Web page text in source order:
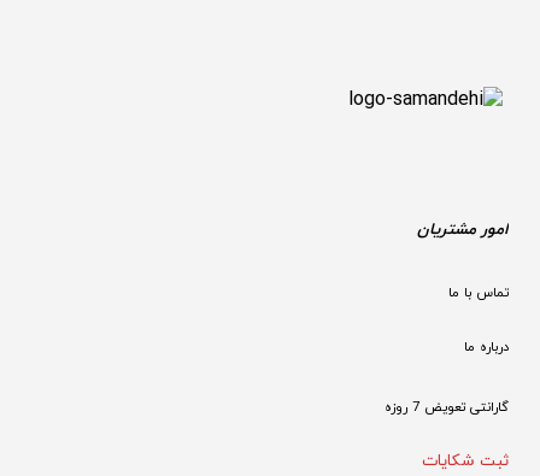
امور مشتریان
تماس با ما
درباره ما
گارانتی تعویض 7 روزه
ثبت شکایات